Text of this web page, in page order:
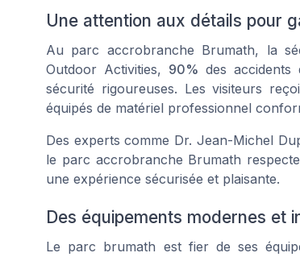
Une attention aux détails pour
Au parc accrobranche Brumath, la
Outdoor Activities, 90% des
sécurité rigoureuses. Les visiteurs
équipés de matériel professionnel
Des experts comme Dr. Jean-Michel
le parc accrobranche Brumath
une expérience sécurisée et plaisante.
Des équipements modernes et
Le parc brumath est fier de ses